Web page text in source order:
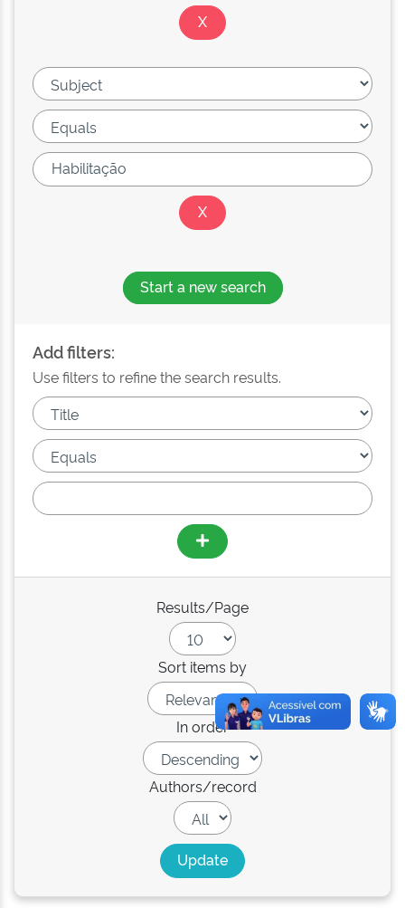
Start a new search
Add filters:
Use filters to refine the search results.
Results/Page
Sort items by
In order
Authors/record